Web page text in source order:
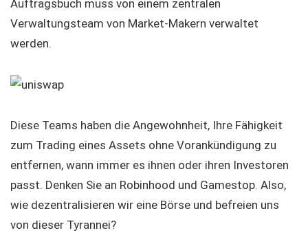
Auftragsbuch muss von einem zentralen
Verwaltungsteam von Market-Makern verwaltet
werden.
Diese Teams haben die Angewohnheit, Ihre Fähigkeit
zum Trading eines Assets ohne Vorankündigung zu
entfernen, wann immer es ihnen oder ihren Investoren
passt. Denken Sie an Robinhood und Gamestop. Also,
wie dezentralisieren wir eine Börse und befreien uns
von dieser Tyrannei?